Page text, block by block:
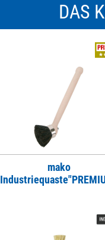
DAS
mako